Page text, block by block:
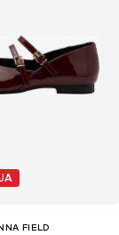
FIELD